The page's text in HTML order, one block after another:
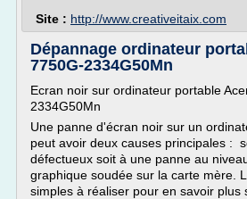
Site : http://www.creativeitaix.com
Dépannage ordinateur
7750G-2334G50Mn
Ecran noir sur ordinateur portable
2334G50Mn
Une panne d'écran noir sur un
peut avoir deux causes principales :
défectueux soit à une panne au
graphique soudée sur la carte mère.
simples à réaliser pour en savoir plus